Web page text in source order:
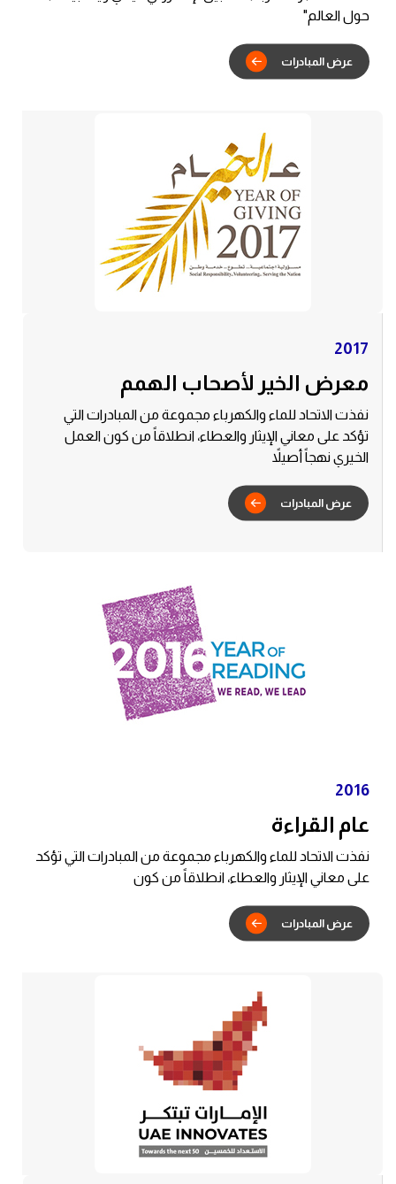
حول العالم"
2017
معرض الخير لأصحاب الهمم
نفذت الاتحاد للماء والكهرباء مجموعة من المبادرات التي
تؤكد على معاني الإيثار والعطاء، انطلاقاً من كون العمل
الخيري نهجاً أصيلاً
2016
عام القراءة
نفذت الاتحاد للماء والكهرباء مجموعة من المبادرات التي تؤكد
على معاني الإيثار والعطاء، انطلاقاً من كون